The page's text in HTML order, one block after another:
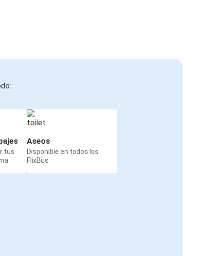
tus
Aseos
Disponible en todos los
FlixBus